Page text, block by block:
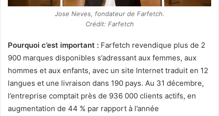
Jose Neves, fondateur de Farfetch.
Crédit: Farfetch
Pourquoi c’est important : Farfetch revendique plus de 2
900 marques disponibles s’adressant aux femmes, aux
hommes et aux enfants, avec un site Internet traduit en 12
langues et une livraison dans 190 pays. Au 31 décembre,
l’entreprise comptait près de 936 000 clients actifs, en
augmentation de 44 % par rapport à l’année